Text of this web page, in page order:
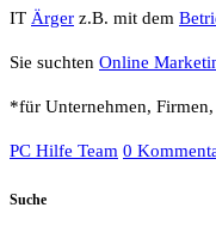
IT Ärger z.B. mit dem
Sie suchten Online
*für Unternehmen,
PC Hilfe Team 0
Suche